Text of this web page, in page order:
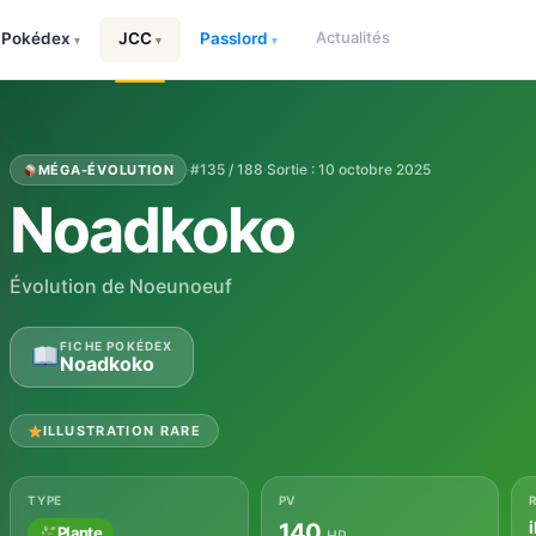
Pokédex ▾ JCC ▾ Passlord ▾ Actualités
MÉGA-ÉVOLUTION ·#135 / 188·Sortie : 10 octobre 2025
Noadkoko
Évolution de Noeunoeuf
FICHE POKÉDEX
Noadkoko
ILLUSTRATION RARE
TYPE PV